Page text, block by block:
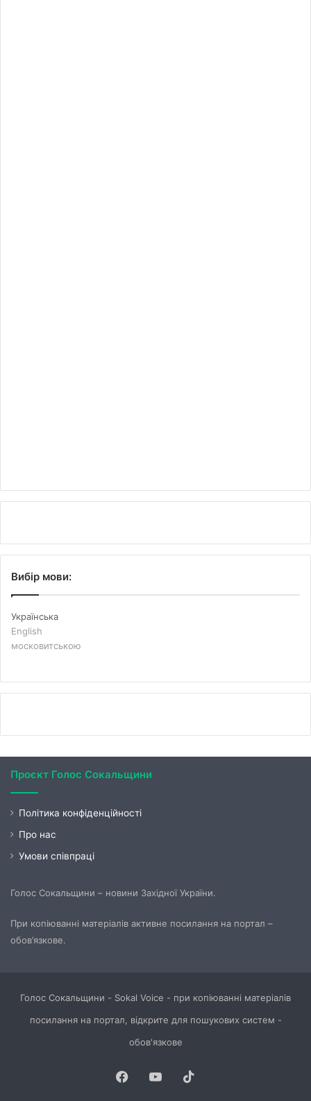
Вибір мови:
Українська
English
московитською
Проєкт Голос Сокальщини
Політика конфіденційності
Про нас
Умови співпраці
Голос Сокальщини – новини Західної України.
При копіюванні матеріалів активне посилання на портал –
обов’язкове.
Голос Сокальщини - Sokal Voice - при копіюванні матеріалів
посилання на портал, відкрите для пошукових систем -
обов'язкове
Facebook
YouTube